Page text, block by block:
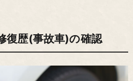
復歴(事故車)の確認